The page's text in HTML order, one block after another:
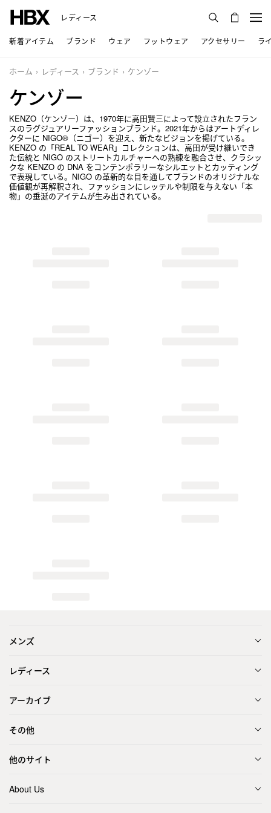
レディース
新着アイテム ブランド ウェア フットウェア アクセサリー ラ
ホーム レディース ブランド ケンゾー
ケンゾー
KENZO（ケンゾー）は、1970年に高田賢三によって設立されたフラン
スのラグジュアリーファッションブランド。2021年からはアートディレ
クターに NIGO®（ニゴー）を迎え、新たなビジョンを掲げている。
KENZO の「REAL TO WEAR」コレクションは、高田が受け継いでき
た伝統と NIGO のストリートカルチャーへの熟練を融合させ、クラシッ
クな KENZO の DNA をコンテンポラリーなシルエットとカッティング
で表現している。NIGO の革新的な目を通してブランドのオリジナルな
価値観が再解釈され、ファッションにレッテルや制限を与えない「本
物」の垂涎のアイテムが生み出されている。
メンズ
レディース
アーカイブ
その他
他のサイト
About Us